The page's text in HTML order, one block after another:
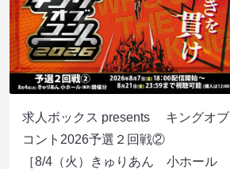
求人ボックス presents キングオブ
コント2026予選２回戦②
［8/4（火）きゅりあん 小ホール